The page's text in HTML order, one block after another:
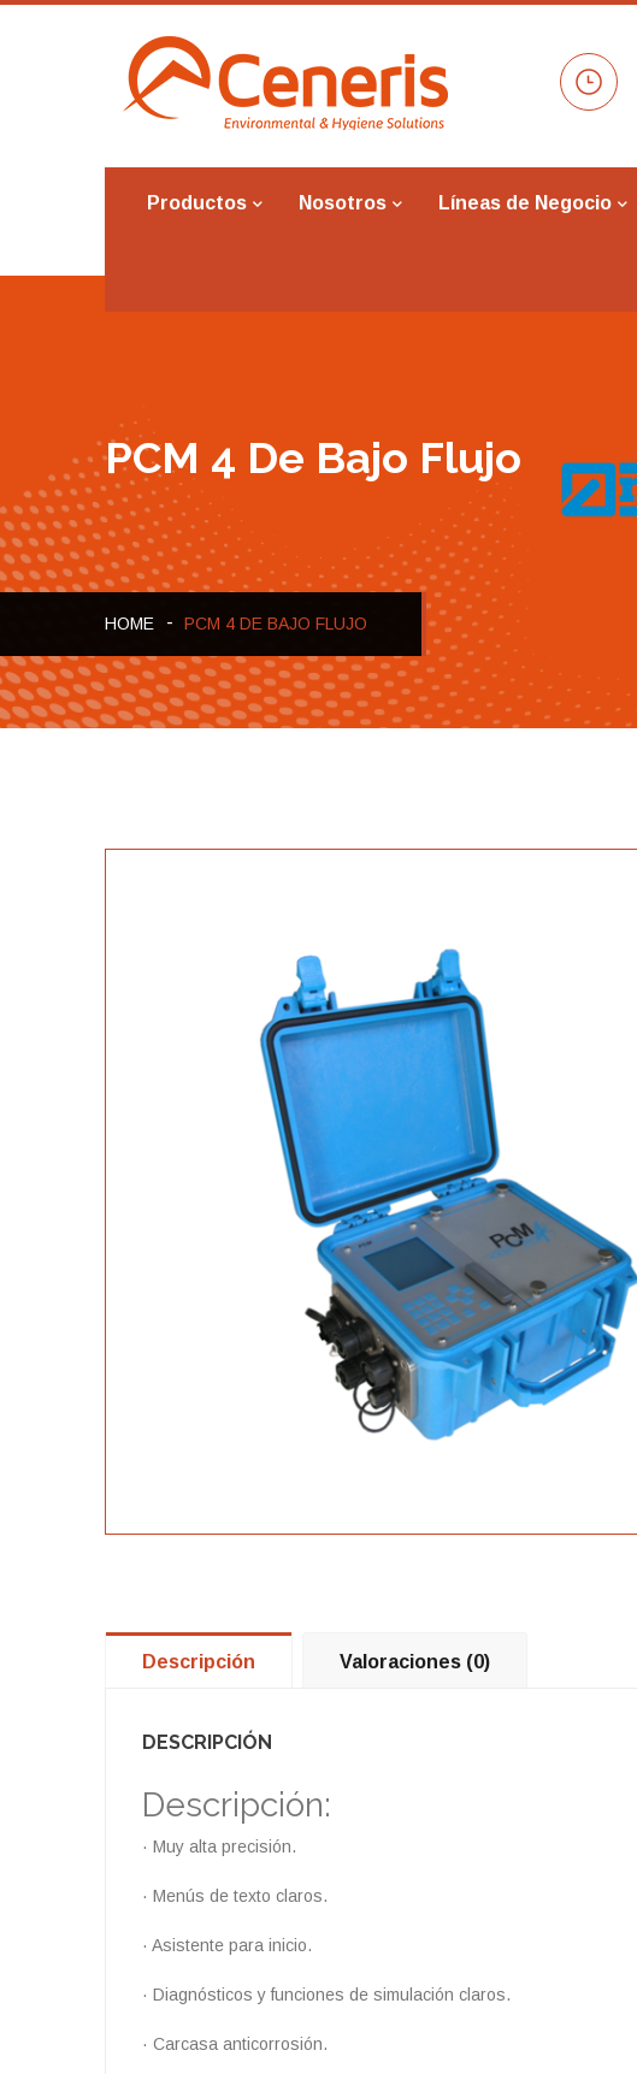
Productos Nosotros Líneas de Negocio
PCM 4 De Bajo Flujo
HOME PCM 4 DE BAJO FLUJO
Descripción Valoraciones (0)
DESCRIPCIÓN
Descripción:
· Muy alta precisión.
· Menús de texto claros.
· Asistente para inicio.
· Diagnósticos y funciones de simulación claros.
· Carcasa anticorrosión.